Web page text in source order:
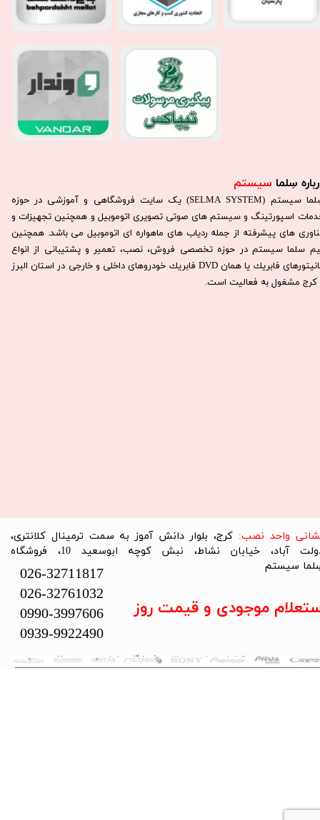
سِلما سیستم​​​​​​​
سِلما سيستم (SELMA SYSTEM) یک سایت فروشگاهی و آموزشی در حوزه
اسپورتینگ و سیستم های صوتی تصویری اتوموبیل و همچنین تجهیزات و
های پیشرفته از جمله ردیاب های ماهواره ای اتوموبیل می باشد. همچنين
سلما سيستم در حوزه تخصصی فروش، نصب، تعمير و پشتيبانی از انواع
مانيتورهای فابريك يا همان DVD فابريك خودروهای داخلی و خارجی در استان البرز
كرج مشغول به فعاليت است.​​​​​​​
تمام حقوق این سایت متعلق به فروشگاه سلما سیستم می‌باشد.
واحد نصب: کرج، بلوار دانش آموز به سمت ترمینال کلانتری،
دولت آباد، خیابان نشاط، نبش کوچه ابوسعید 10، فروشگاه
سیستم​​​​​​​
026-32711817
026-32761032
0990-3997606
0939-9922490
موجودی و قیمت روز